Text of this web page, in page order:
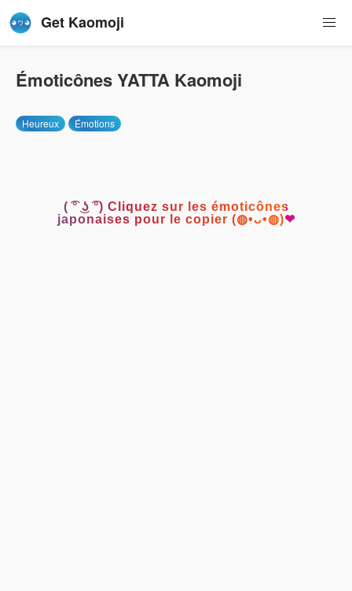
Get Kaomoji
Émoticônes YATTA Kaomoji
Heureux Émotions
( ͡° ͜ʖ ͡°) Cliquez sur les émoticônes
japonaises pour le copier (◍•ᴗ•◍)❤